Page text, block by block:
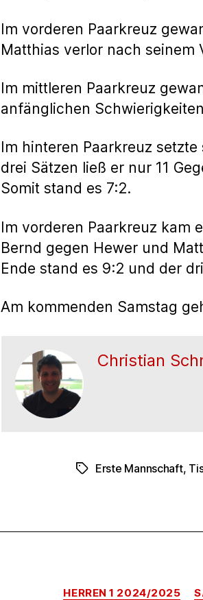
Im vorderen Paarkreuz
Matthias verlor nach seinem
Im mittleren Paarkreuz
anfänglichen
Im hinteren Paarkreuz
drei Sätzen ließ er nur 11
Somit stand es 7:2.
Im vorderen Paarkreuz kam
Bernd gegen Hewer und
Ende stand es 9:2 und der
Am kommenden Samstag
Christian
Schlagwörter
Erste Mannschaft,
HERREN 1 2024/2025